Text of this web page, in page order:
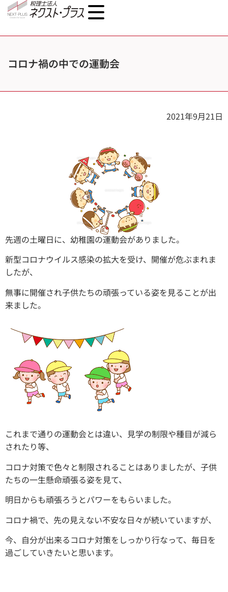
コロナ禍の中での運動会
2021年9月21日
先週の土曜日に、幼稚園の運動会がありました。
新型コロナウイルス感染の拡大を受け、開催が危ぶまれま
したが、
無事に開催され子供たちの頑張っている姿を見ることが出
来ました。
これまで通りの運動会とは違い、見学の制限や種目が減ら
されたり等、
コロナ対策で色々と制限されることはありましたが、子供
たちの一生懸命頑張る姿を見て、
明日からも頑張ろうとパワーをもらいました。
コロナ禍で、先の見えない不安な日々が続いていますが、
今、自分が出来るコロナ対策をしっかり行なって、毎日を
過ごしていきたいと思います。